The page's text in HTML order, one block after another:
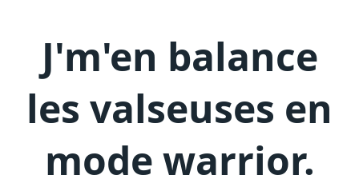
J'm'en balance
les valseuses en
mode warrior.